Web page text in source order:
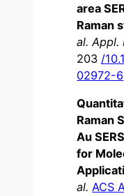
area
Raman
al. Appl.
203 /
02972-6
Raman
Au
for
al. ACS